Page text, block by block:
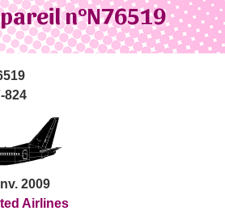
n°N76519
824
2009
Airlines